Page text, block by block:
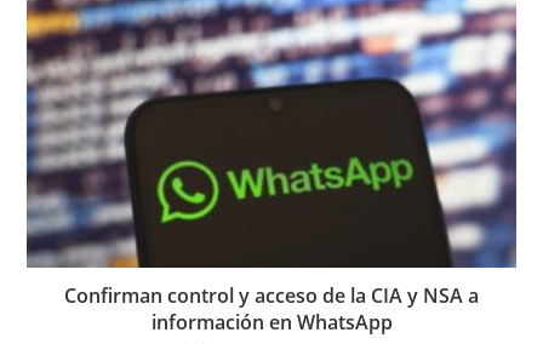
Confirman control y acceso de la CIA y NSA a
información en WhatsApp